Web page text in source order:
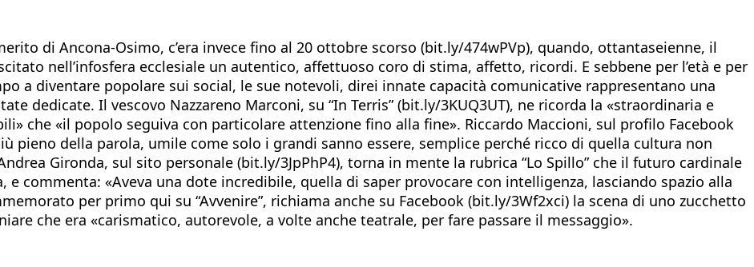
di Ancona-Osimo, c’era invece fino al 20 ottobre scorso (bit.ly/474wPVp), quando, ottantaseienne, il
nell’infosfera ecclesiale un autentico, affettuoso coro di stima, affetto, ricordi. E sebbene per l’età e per
a diventare popolare sui social, le sue notevoli, direi innate capacità comunicative rappresentano una
dedicate. Il vescovo Nazzareno Marconi, su “In Terris” (bit.ly/3KUQ3UT), ne ricorda la «straordinaria e
che «il popolo seguiva con particolare attenzione fino alla fine». Riccardo Maccioni, sul profilo Facebook
pieno della parola, umile come solo i grandi sanno essere, semplice perché ricco di quella cultura non
Gironda, sul sito personale (bit.ly/3JpPhP4), torna in mente la rubrica “Lo Spillo” che il futuro cardinale
commenta: «Aveva una dote incredibile, quella di saper provocare con intelligenza, lasciando spazio alla
per primo qui su “Avvenire”, richiama anche su Facebook (bit.ly/3Wf2xci) la scena di uno zucchetto
che era «carismatico, autorevole, a volte anche teatrale, per fare passare il messaggio».